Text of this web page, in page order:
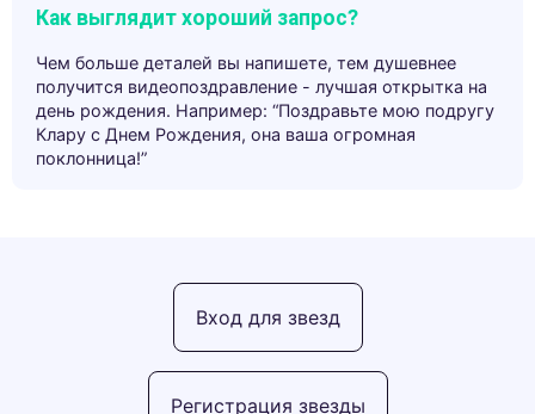
Как выглядит хороший запрос?
Чем больше деталей вы напишете, тем душевнее
получится видеопоздравление - лучшая открытка на
день рождения. Например: “Поздравьте мою подругу
Клару с Днем Рождения, она ваша огромная
поклонница!”
Регистрация звезды
Вход для звезд